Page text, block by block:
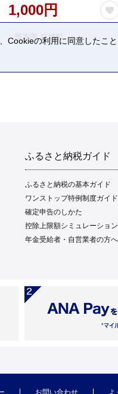
1,000円
熊本県 益城町
ふるさと納税ガイド
ふるさと納税の基本ガイド
ワンストップ特例制度ガイド
確定申告のしかた
控除上限額シミュレーション
年金受給者・自営業者の方へ
の利用に同意したこと